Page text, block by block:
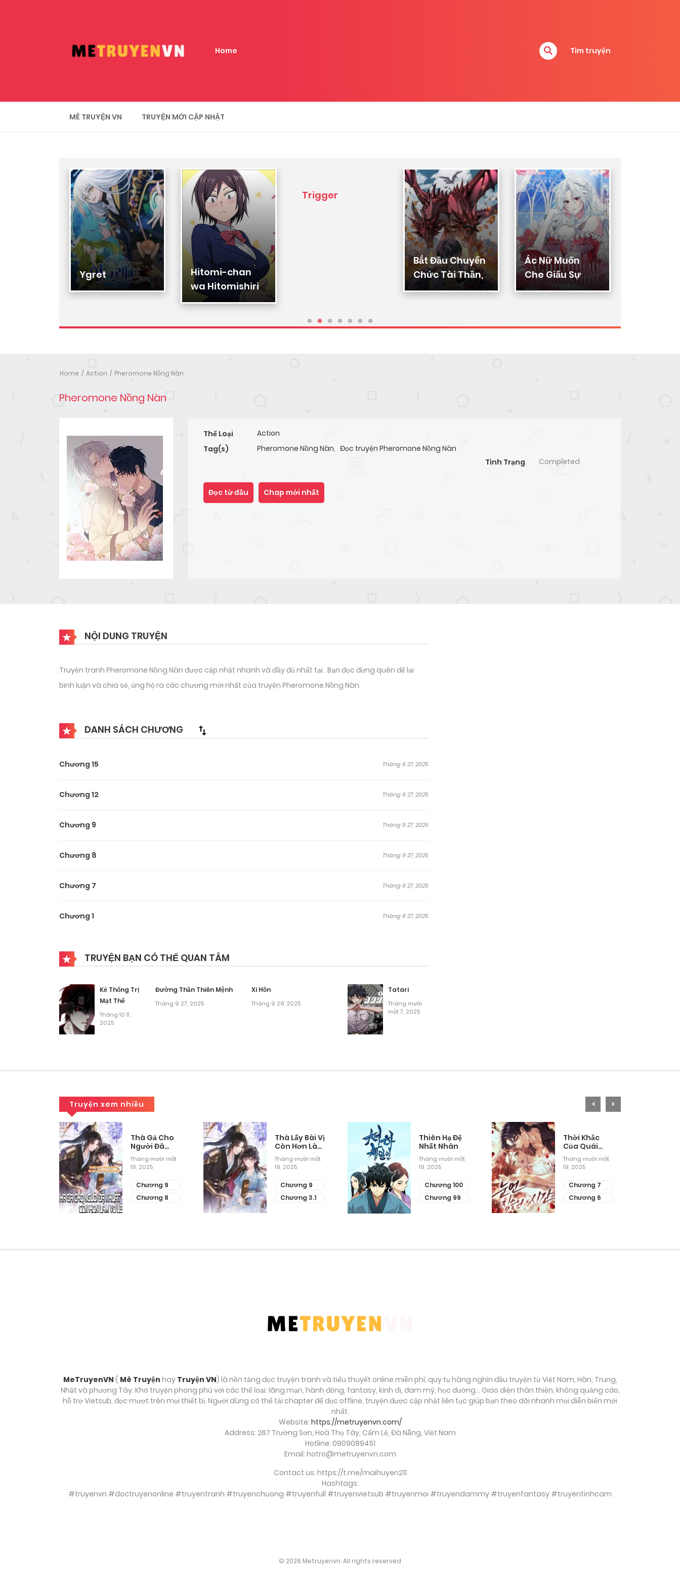
Home Tìm truyện
MÊ TRUYỆN VN TRUYỆN MỚI CẬP NHẬT
Ygret
Hitomi-chan
wa Hitomishiri
Trigger
Bắt Đầu Chuyển
Chức Tài Thần,
Ta Chuyển Hóa
Ác Nữ Muốn
Che Giấu Sự
Giàu Sang
Home Action Pheromone Nồng Nàn
Pheromone Nồng Nàn
Thể Loại
Action
Tag(s)
Pheromone Nồng Nàn, Đọc truyện Pheromone Nồng Nàn
Tình Trạng
Completed
Đọc từ đầu Chap mới nhất
NỘI DUNG TRUYỆN
Truyện tranh Pheromone Nồng Nàn được cập nhật nhanh và đầy đủ nhất tại . Bạn đọc đừng quên để lại
bình luận và chia sẻ, ủng hộ ra các chương mới nhất của truyện Pheromone Nồng Nàn.
DANH SÁCH CHƯƠNG
Chương 15 Tháng 9 27, 2025
Chương 12 Tháng 9 27, 2025
Chương 9 Tháng 9 27, 2025
Chương 8 Tháng 9 27, 2025
Chương 7 Tháng 9 27, 2025
Chương 1 Tháng 9 27, 2025
TRUYỆN BẠN CÓ THỂ QUAN TÂM
Kẻ Thống Trị
Mạt Thế
Tháng 10 11,
2025
Đường Thần Thiên Mệnh
Tháng 9 27, 2025
Xi Hồn
Tháng 9 28, 2025
Tatari
Tháng mười
một 7, 2025
Truyện xem nhiều
Thà Gả Cho
Người Đã
Khuất Còn
Hơn Làm Vợ
Lẽ
Tháng mười một
19, 2025
Chương 9
Chương 8
Thà Lấy Bài Vị
Còn Hơn Làm
Thiếp
Tháng mười một
19, 2025
Chương 9
Chương 3.1
Thiên Hạ Đệ
Nhất Nhân
Tháng mười một
19, 2025
Chương 100
Chương 99
Thời Khắc
Của Quái
Thú Mù
Tháng mười một
19, 2025
Chương 7
Chương 6
MeTruyenVN ( Mê Truyện hay Truyện VN) là nền tảng đọc truyện tranh và tiểu thuyết online miễn phí, quy tụ hàng nghìn đầu truyện từ Việt Nam, Hàn, Trung,
Nhật và phương Tây. Kho truyện phong phú với các thể loại: lãng mạn, hành động, fantasy, kinh dị, đam mỹ, học đường… Giao diện thân thiện, không quảng cáo,
hỗ trợ Vietsub, đọc mượt trên mọi thiết bị. Người dùng có thể tải chapter để đọc offline, truyện được cập nhật liên tục giúp bạn theo dõi nhanh mọi diễn biến mới
nhất.
Website: https://metruyenvn.com/
Address: 267 Trường Sơn, Hoà Thọ Tây, Cẩm Lệ, Đà Nẵng, Việt Nam
Hotline: 0909089451
Email: hotro@metruyenvn.com
Contact us: https://t.me/maihuyen211
Hashtags:
#truyenvn #doctruyenonline #truyentranh #truyenchuong #truyenfull #truyenvietsub #truyenmoi #truyendammy #truyenfantasy #truyentinhcam
© 2026 Metruyenvn. All rights reserved